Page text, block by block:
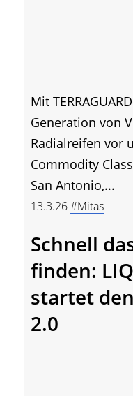
Mit
Generation von
Radialreifen vor
Commodity
San Antonio,...
13.3.26#Mitas
Schnell
finden:
startet
2.0